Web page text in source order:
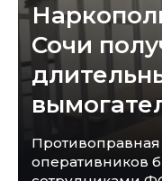
Сочи
Противоправная
оперативников